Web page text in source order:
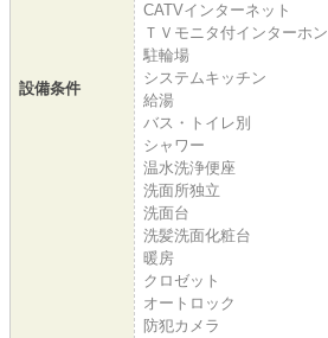
設備条件
CATVインターネット
ＴＶモニタ付インターホン
駐輪場
システムキッチン
給湯
バス・トイレ別
シャワー
温水洗浄便座
洗面所独立
洗面台
洗髪洗面化粧台
暖房
クロゼット
オートロック
防犯カメラ